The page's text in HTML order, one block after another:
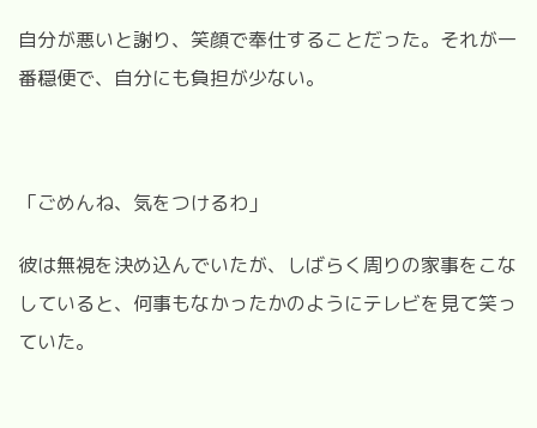
自分が悪いと謝り、笑顔で奉仕することだった。それが一
番穏便で、自分にも負担が少ない。
「ごめんね、気をつけるわ」
彼は無視を決め込んでいたが、しばらく周りの家事をこな
していると、何事もなかったかのようにテレビを見て笑っ
ていた。